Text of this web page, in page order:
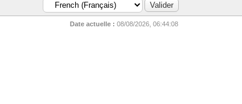
Date actuelle : 08/08/2026, 06:44:08